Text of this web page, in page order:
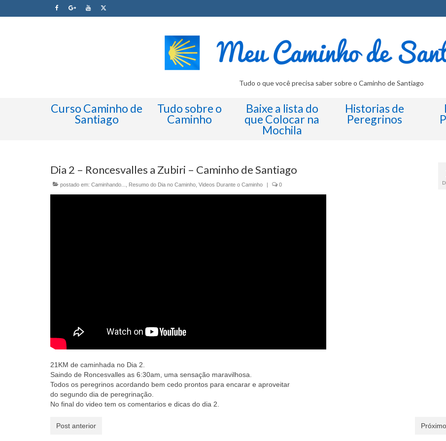
Tudo o que você precisa saber sobre o Caminho de Santiago
Curso Caminho de
Santiago
Tudo sobre o
Caminho
Baixe a lista do
que Colocar na
Mochila
Historias de
Peregrinos
Dia 2 – Roncesvalles a Zubiri – Caminho de Santiago
postado em: Caminhando... Resumo do Dia no Caminho Videos Durante o Caminho | 0
21KM de caminhada no Dia 2.
Saindo de Roncesvalles as 6:30am, uma sensação maravilhosa.
Todos os peregrinos acordando bem cedo prontos para encarar e aproveitar
do segundo dia de peregrinação.
No final do video tem os comentarios e dicas do dia 2.
Post anterior